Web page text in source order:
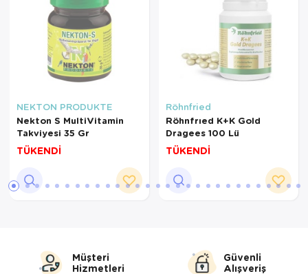
NEKTON PRODUKTE
Nekton S MultiVitamin
Takviyesi 35 Gr
TÜKENDİ
Röhnfried
Röhnfrıed K+K Gold
Dragees 100 Lü
TÜKENDİ
Müşteri
Hizmetleri
Güvenli
Alışveriş